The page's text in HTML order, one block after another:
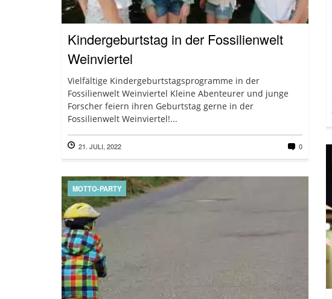
Kindergeburtstag in der Fossilienwelt
Weinviertel
Vielfältige Kindergeburtstagsprogramme in der
Fossilienwelt Weinviertel Kleine Abenteurer und junge
Forscher feiern ihren Geburtstag gerne in der
Fossilienwelt Weinviertel!...
21. JULI, 2022 0
MOTTO-PARTY